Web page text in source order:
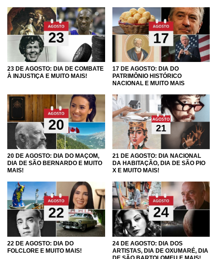
23 DE AGOSTO: DIA DE COMBATE
À INJUSTIÇA E MUITO MAIS!
17 DE AGOSTO: DIA DO
PATRIMÔNIO HISTÓRICO
NACIONAL E MUITO MAIS
20 DE AGOSTO: DIA DO MAÇOM,
DIA DE SÃO BERNARDO E MUITO
MAIS!
21 DE AGOSTO: DIA NACIONAL
DA HABITAÇÃO, DIA DE SÃO PIO
X E MUITO MAIS!
22 DE AGOSTO: DIA DO
FOLCLORE E MUITO MAIS!
24 DE AGOSTO: DIA DOS
ARTISTAS, DIA DE OXUMARÉ, DIA